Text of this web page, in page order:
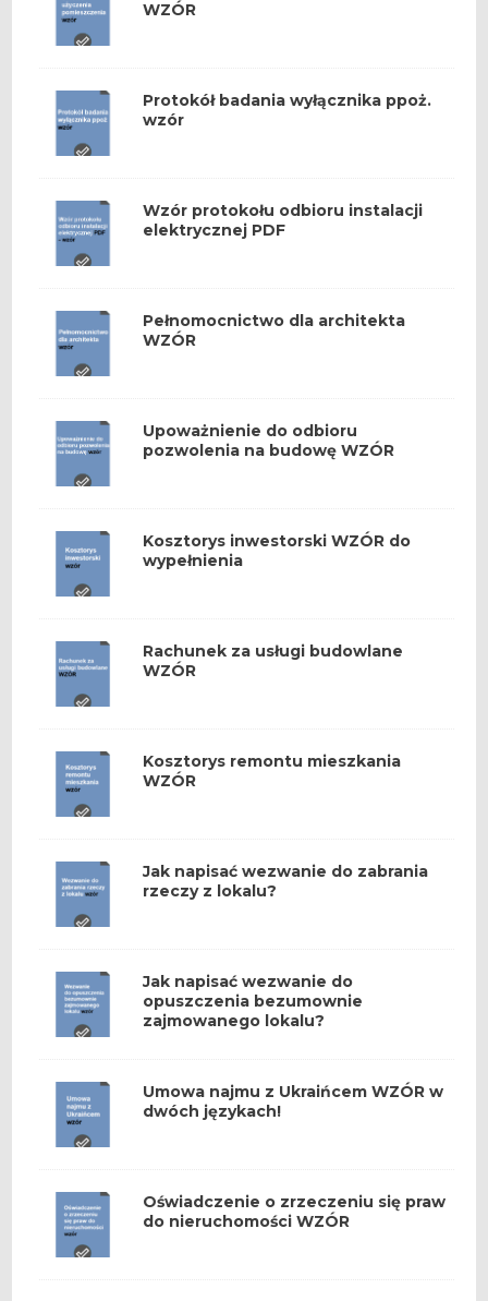
WZÓR
Protokół badania wyłącznika ppoż.
wzór
Wzór protokołu odbioru instalacji
elektrycznej PDF
Pełnomocnictwo dla architekta
WZÓR
Upoważnienie do odbioru
pozwolenia na budowę WZÓR
Kosztorys inwestorski WZÓR do
wypełnienia
Rachunek za usługi budowlane
WZÓR
Kosztorys remontu mieszkania
WZÓR
Jak napisać wezwanie do zabrania
rzeczy z lokalu?
Jak napisać wezwanie do
opuszczenia bezumownie
zajmowanego lokalu?
Umowa najmu z Ukraińcem WZÓR w
dwóch językach!
Oświadczenie o zrzeczeniu się praw
do nieruchomości WZÓR